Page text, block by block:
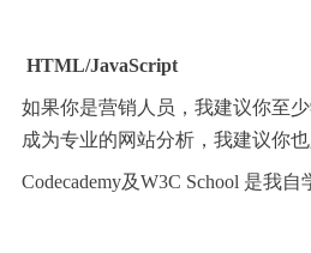
HTML/JavaScript
如果你是营销人员，我建议你至
成为专业的网站分析，我建议你也
Codecademy及W3C School 是我自